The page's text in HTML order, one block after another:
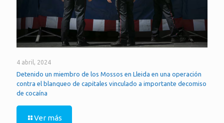
4 abril, 2024
Detenido un miembro de los Mossos en Lleida en una operación
contra el blanqueo de capitales vinculado a importante decomiso
de cocaína
Ver más